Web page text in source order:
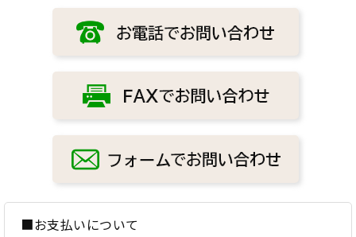
■お支払いについて